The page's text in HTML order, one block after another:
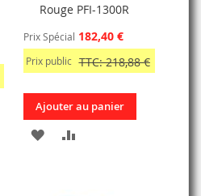
Rouge PFI-1300R
Prix Spécial 182,40 €
Prix public TTC: 218,88 €
panier
Ajouter au panier
AJOUTER